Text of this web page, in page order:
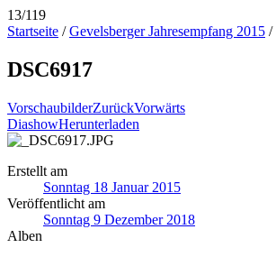
13/119
Startseite /Gevelsberger Jahresempfang 2015 /
DSC6917
VorschaubilderZurückVorwärts
DiashowHerunterladen
Erstellt am
Sonntag 18 Januar 2015
Veröffentlicht am
Sonntag 9 Dezember 2018
Alben